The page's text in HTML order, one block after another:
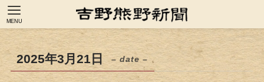
MENU
2025年3月21日 – date –